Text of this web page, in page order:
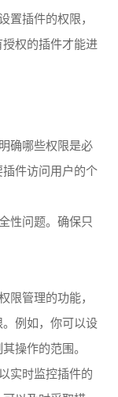
置插件的权限，
权的插件才能进
确哪些权限是必
件访问用户的个
性问题。确保只
限管理的功能，
例如，你可以设
操作的范围。
实时监控插件的